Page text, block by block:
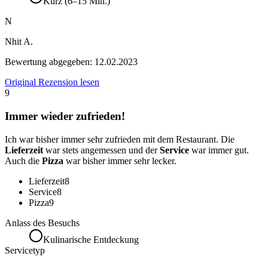
N
Nhit A.
Bewertung abgegeben: 12.02.2023
Original Rezension lesen
9
Immer wieder zufrieden!
Ich war bisher immer sehr zufrieden mit dem Restaurant. Die
Lieferzeit war stets angemessen und derService war immer gut.
Auch die Pizza war bisher immer sehr lecker.
Lieferzeit8
Service8
Pizza9
Anlass des Besuchs
Kulinarische Entdeckung
Servicetyp